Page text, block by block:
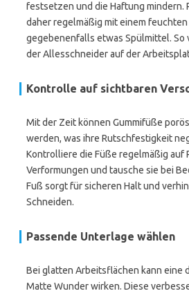
festsetzen und die Haftung mindern.
daher regelmäßig mit einem feuchten
gegebenenfalls etwas Spülmittel. So
der Allesschneider auf der
Kontrolle auf sichtbaren
Mit der Zeit können Gummifüße
werden, was ihre Rutschfestigkeit
Kontrolliere die Füße regelmäßig auf
Verformungen und tausche sie bei
Fuß sorgt für sicheren Halt und
Schneiden.
Passende Unterlage wählen
Bei glatten Arbeitsflächen kann eine
Matte Wunder wirken. Diese